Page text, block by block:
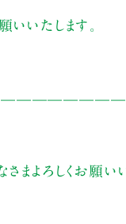
いいたします。
さまよろしくお願い